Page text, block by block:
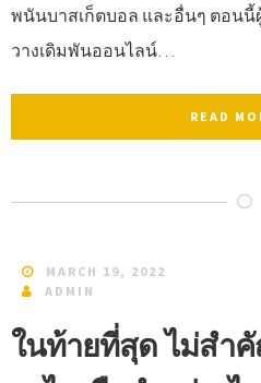
พนันบาสเก็ตบอล และอื่นๆ ตอน
วางเดิมพันออนไลน์…
READ
MARCH 19, 2022
ADMIN
ในท้ายที่สุด ไม่สำ